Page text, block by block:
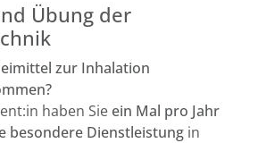
Übung der
zur Inhalation
haben Sie ein Mal pro Jahr
besondere Dienstleistung in